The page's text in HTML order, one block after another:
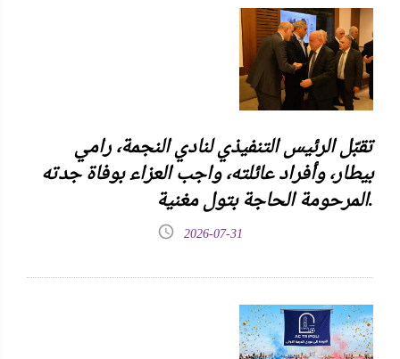
تقبّل الرئيس التنفيذي لنادي النجمة، رامي
بيطار، وأفراد عائلته، واجب العزاء بوفاة جدته
المرحومة الحاجة بتول مغنية.
2026-07-31